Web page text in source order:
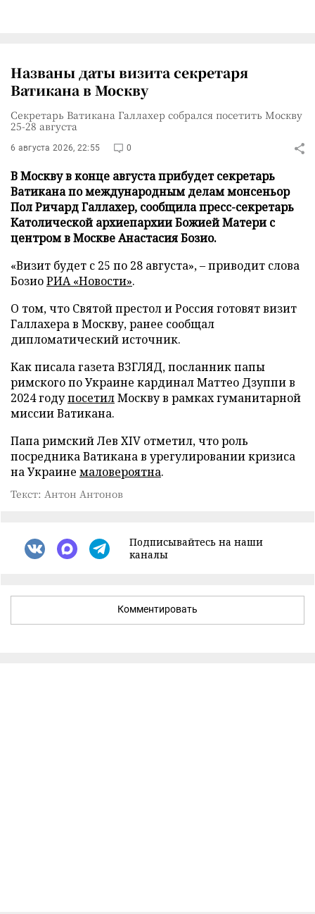
Названы даты визита секретаря
Ватикана в Москву
Секретарь Ватикана Галлахер собрался посетить Москву
25-28 августа
6 августа 2026, 22:55 0
В Москву в конце августа прибудет секретарь
Ватикана по международным делам монсеньор
Пол Ричард Галлахер, сообщила пресс-секретарь
Католической архиепархии Божией Матери с
центром в Москве Анастасия Бозио.
«Визит будет с 25 по 28 августа», – приводит слова
БозиоРИА «Новости».
О том, что Святой престол и Россия готовят визит
Галлахера в Москву, ранее сообщал
дипломатический источник.
Как писала газета ВЗГЛЯД, посланник папы
римского по Украине кардинал Маттео Дзуппи в
2024 годупосетилМоскву в рамках гуманитарной
миссии Ватикана.
Папа римский Лев XIV отметил, что роль
посредника Ватикана в урегулировании кризиса
на Украине маловероятна.
Текст: Антон Антонов
Подписывайтесь на наши
каналы
Комментировать